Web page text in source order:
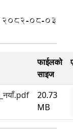
2082-08-03
फाईलको
साइज
20.73
MB